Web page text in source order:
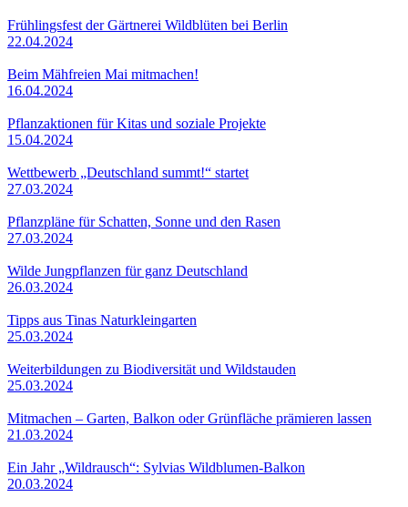
Frühlingsfest der Gärtnerei Wildblüten bei Berlin
22.04.2024
Beim Mähfreien Mai mitmachen!
16.04.2024
Pflanzaktionen für Kitas und soziale Projekte
15.04.2024
Wettbewerb „Deutschland summt!“ startet
27.03.2024
Pflanzpläne für Schatten, Sonne und den Rasen
27.03.2024
Wilde Jungpflanzen für ganz Deutschland
26.03.2024
Tipps aus Tinas Naturkleingarten
25.03.2024
Weiterbildungen zu Biodiversität und Wildstauden
25.03.2024
Mitmachen – Garten, Balkon oder Grünfläche prämieren lassen
21.03.2024
Ein Jahr „Wildrausch“: Sylvias Wildblumen-Balkon
20.03.2024